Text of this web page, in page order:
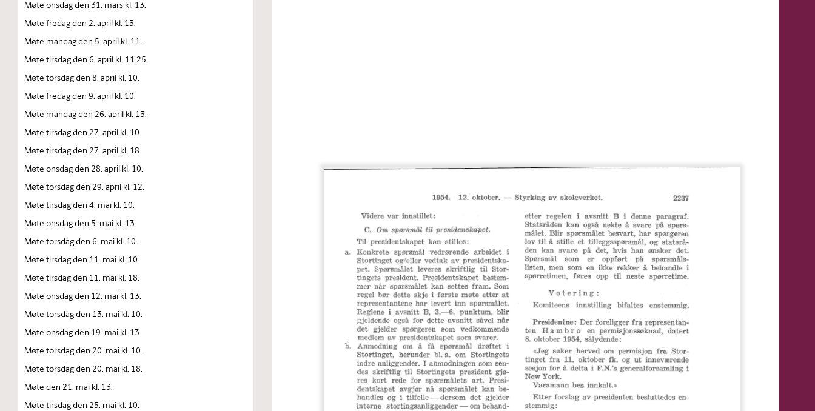
Møte onsdag den 31. mars kl. 13.
Møte fredag den 2. april kl. 13.
Møte mandag den 5. april kl. 11.
Møte tirsdag den 6. april kl. 11.25.
Møte torsdag den 8. april kl. 10.
Møte fredag den 9. april kl. 10.
Møte mandag den 26. april kl. 13.
Møte tirsdag den 27. april kl. 10.
Møte tirsdag den 27. april kl. 18.
Møte onsdag den 28. april kl. 10.
Møte torsdag den 29. april kl. 12.
Møte tirsdag den 4. mai kl. 10.
Møte onsdag den 5. mai kl. 13.
Møte torsdag den 6. mai kl. 10.
Møte tirsdag den 11. mai kl. 10.
Møte tirsdag den 11. mai kl. 18.
Møte onsdag den 12. mai kl. 13.
Møte torsdag den 13. mai kl. 10.
Møte onsdag den 19. mai kl. 13.
Møte torsdag den 20. mai kl. 10.
Møte torsdag den 20. mai kl. 18.
Møte den 21. mai kl. 13.
Møte tirsdag den 25. mai kl. 10.